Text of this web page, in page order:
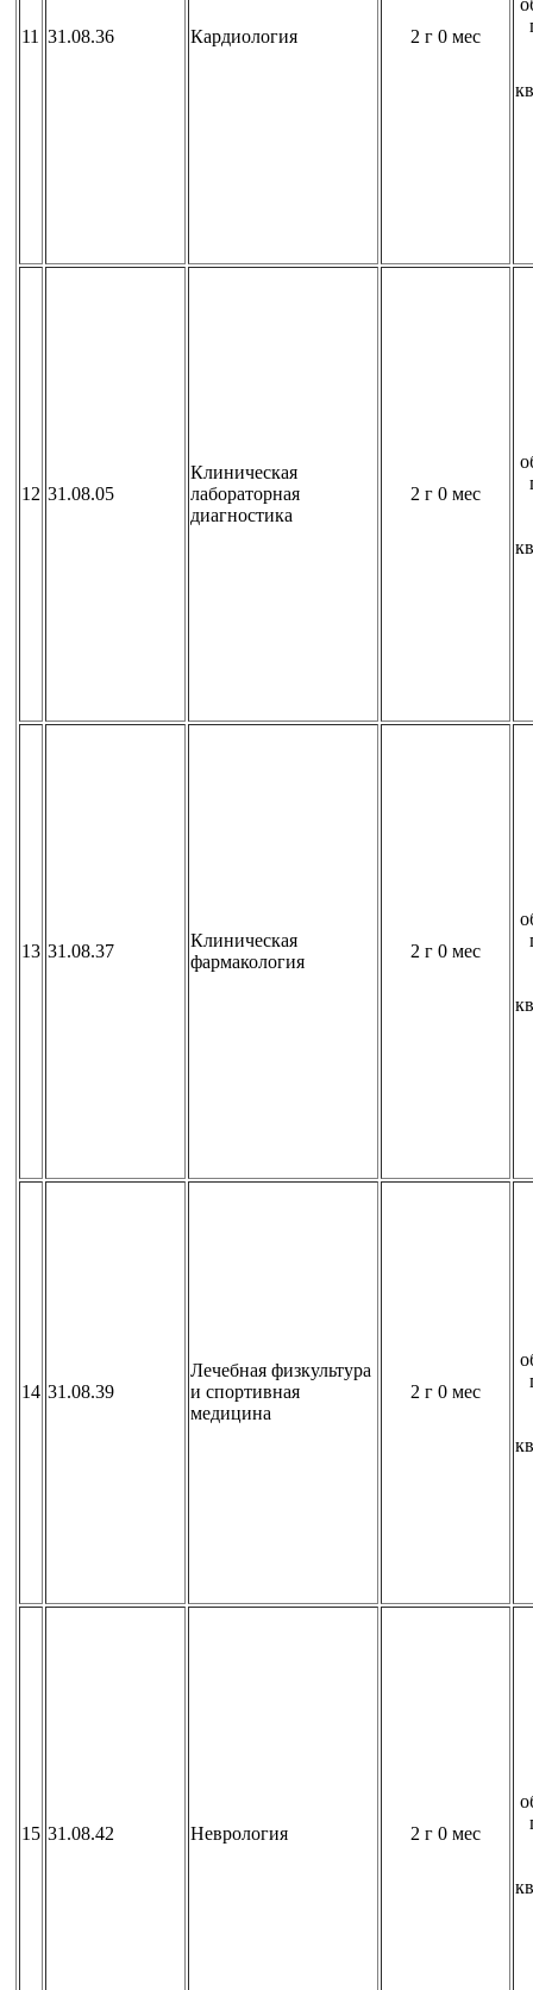
11 31.08.36 Кардиология 2 г 0 мес
12 31.08.05
Клиническая
лабораторная
диагностика
2 г 0 мес
13 31.08.37
Клиническая
фармакология
2 г 0 мес
14 31.08.39
Лечебная физкультура
и спортивная
медицина
2 г 0 мес
15 31.08.42 Неврология 2 г 0 мес